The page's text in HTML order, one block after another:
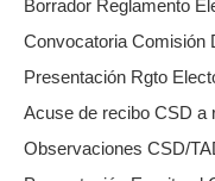
Borrador Reglamento
Convocatoria Comisión
Presentación Rgto
Acuse de recibo CSD a
Observaciones CSD/